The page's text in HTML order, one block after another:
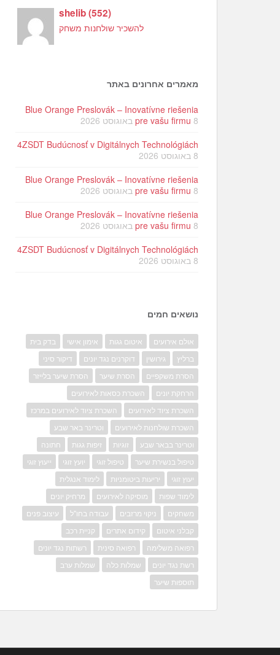
shelib(552)
להשכיר שולחנות משחק
מאמרים אחרונים באתר
Blue Orange Preslovák – Inovatívne riešenia
pre vašu firmu 8 באוגוסט 2026
4ZSDT Budúcnosť v Digitálnych Technológiách
8 באוגוסט 2026
Blue Orange Preslovák – Inovatívne riešenia
pre vašu firmu 8 באוגוסט 2026
Blue Orange Preslovák – Inovatívne riešenia
pre vašu firmu 8 באוגוסט 2026
4ZSDT Budúcnosť v Digitálnych Technológiách
8 באוגוסט 2026
נושאים חמים
אולם אירועים איטום גגות אימון אישי
בדק בית
ברליץ
גירושין דוקרנים נגד יונים
דיקור סיני
הסרת משקפיים
הסרת שיער
הסרת שיער בלייזר
הרחקת יונים
השכרת כסאות לאירועים
השכרת ציוד לאירועים
השכרת ציוד לאירועים במרכז
השכרת שולחנות לאירועים
וטרינר באר שבע
וטרינר בבאר שבע
זוגיות זיפות גגות
חתונה
טיפול בנשירת שיער
טיפול זוגי יועץ זוגי
ייעוץ זוגי
יעוץ זוגי
יריעות ביטומניות
לימוד אנגלית
לימוד שפות
מוסיקה לאירועים
מרחיק יונים
משחקים
ניקוי מרזבים עבודה בחו"ל
עיצוב פנים
קבלני איטום
קידום אתרים
קניית רכב
רפואה משלימה
רפואה סינית
רשתות נגד יונים
רשת נגד יונים
שמלות כלה
שמלות ערב
תוספות שיער